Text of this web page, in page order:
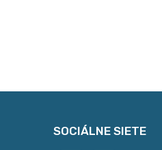
SOCIÁLNE SIETE